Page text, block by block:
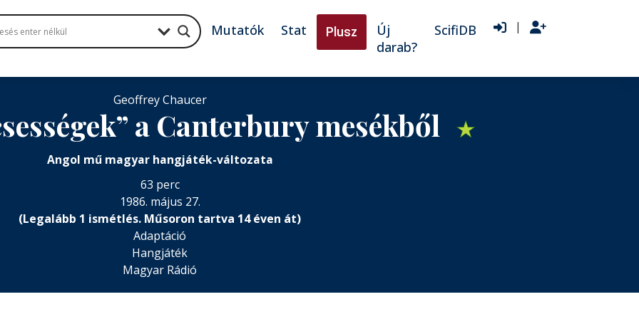
Mutatók Stat Plusz
Új
darab?
ScifiDB |
Geoffrey Chaucer
a Canterbury mesékből ★
Angol mű magyar hangjáték-változata
63 perc
1986. május 27.
(Legalább 1 ismétlés. Műsoron tartva 14 éven át)
Adaptáció
Hangjáték
Magyar Rádió